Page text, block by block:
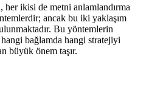
ikisi de metni anlamlandırma
ancak bu iki yaklaşım
Bu yöntemlerin
bağlamda hangi stratejiyi
büyük önem taşır.